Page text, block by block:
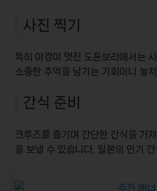
사진 찍기
특히 야경이 멋진 도톤보리에서는
소중한 추억을 남기는 기회이니 놓치
간식 준비
크루즈를 즐기며 간단한 간식을 가
을 보낼 수 있습니다. 일본의 인기